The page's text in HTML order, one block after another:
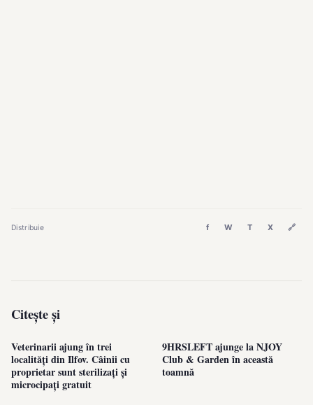
Distribuie f W T X 🔗
Citește și
Veterinarii ajung în trei
localități din Ilfov. Câinii cu
proprietar sunt sterilizați și
microcipați gratuit
9HRSLEFT ajunge la NJOY
Club & Garden în această
toamnă